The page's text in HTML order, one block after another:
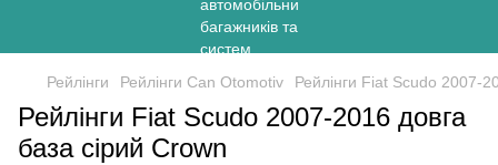
Рейлінги Рейлінги Can Otomotiv Рейлінги Fiat Scudo 2007-
Рейлінги Fiat Scudo 2007-2016 довга
база сірий Crown